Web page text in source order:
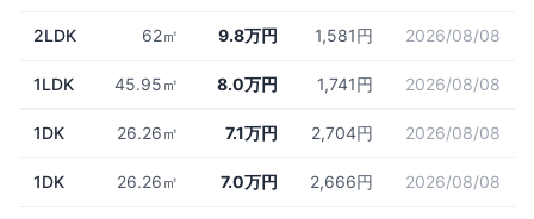
2LDK 62㎡ 9.8万円 1,581円 2026/08/08
1LDK 45.95㎡ 8.0万円 1,741円 2026/08/08
1DK 26.26㎡ 7.1万円 2,704円 2026/08/08
1DK 26.26㎡ 7.0万円 2,666円 2026/08/08